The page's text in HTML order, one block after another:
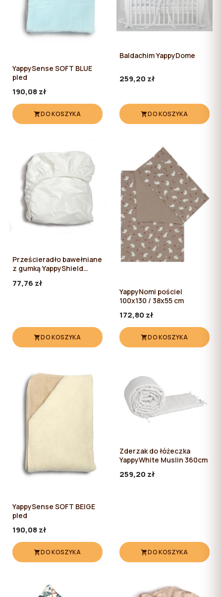
YappySense SOFT BLUE
pled
190,08 zł
DO KOSZYKA
Baldachim YappyDome
259,20 zł
DO KOSZYKA
Prześcieradło bawełniane
z gumką YappyShield
77,76 zł
DO KOSZYKA
YappyNomi pościel
100x130 / 38x55 cm
172,80 zł
DO KOSZYKA
YappySense SOFT BEIGE
pled
190,08 zł
DO KOSZYKA
Zderzak do łóżeczka
YappyWhite Muslin 360cm
259,20 zł
DO KOSZYKA